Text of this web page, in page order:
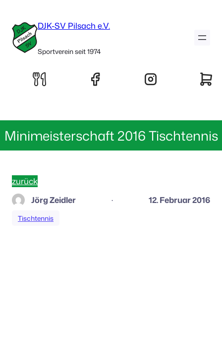
DJK-SV Pilsach e.V.
Sportverein seit 1974
Minimeisterschaft 2016 Tischtennis
zurück
Jörg Zeidler
· 12. Februar 2016
Tischtennis